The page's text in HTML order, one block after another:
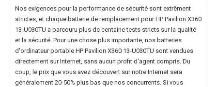
Nos exigences pour la performance de sécurité sont extrêment
strictes, et chaque batterie de remplacement pour HP Pavilion X360
13-U030TU a parcouru plus de centaine tests stricts sur la qualité
et la sécurité. Pour une chose plus importante, nos batteries
d'ordinateur portable HP Pavilion X360 13-U030TU sont vendues
directement sur Internet, sans aucun profit d'agent compris. Du
coup, le prix que vous avez découvert sur notre Internet sera
généralement 20-50% plus bas que nos concurrents. Si vous